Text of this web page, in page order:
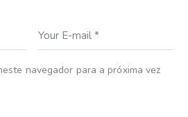
navegador para a próxima vez